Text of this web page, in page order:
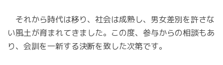
それから時代は移り、社会は成熟し、男女差別を許さな
い風土が育まれてきました。この度、参与からの相談もあ
り、会訓を一新する決断を致した次第です。